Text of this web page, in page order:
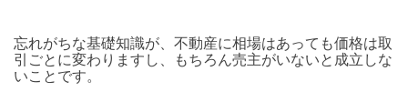
忘れがちな基礎知識が、不動産に相場はあっても価格は取
引ごとに変わりますし、もちろん売主がいないと成立しな
いことです。